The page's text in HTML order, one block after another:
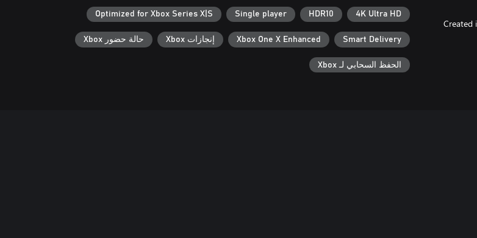
Created
4K Ultra HD
HDR10
Single player
Optimized for Xbox Series X|S
Smart Delivery
Xbox One X Enhanced إنجازات Xbox حالة حضور Xbox
الحفظ السحابي لـ Xbox